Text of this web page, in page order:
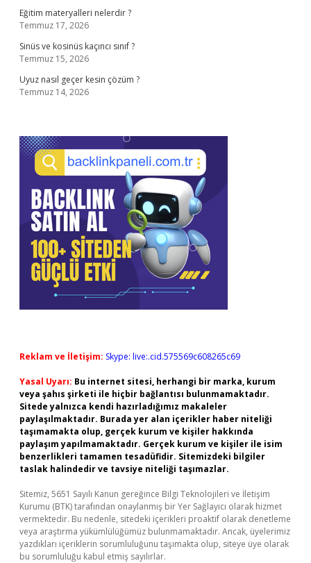
Eğitim materyalleri nelerdir ?
Temmuz 17, 2026
Sinüs ve kosinüs kaçıncı sınıf ?
Temmuz 15, 2026
Uyuz nasıl geçer kesin çözüm ?
Temmuz 14, 2026
Reklam ve İletişim: Skype: live:.cid.575569c608265c69
Yasal Uyarı: Bu internet sitesi, herhangi bir marka, kurum
veya şahıs şirketi ile hiçbir bağlantısı bulunmamaktadır.
Sitede yalnızca kendi hazırladığımız makaleler
paylaşılmaktadır. Burada yer alan içerikler haber niteliği
taşımamakta olup, gerçek kurum ve kişiler hakkında
paylaşım yapılmamaktadır. Gerçek kurum ve kişiler ile isim
benzerlikleri tamamen tesadüfidir. Sitemizdeki bilgiler
taslak halindedir ve tavsiye niteliği taşımazlar.
Sitemiz, 5651 Sayılı Kanun gereğince Bilgi Teknolojileri ve İletişim
Kurumu (BTK) tarafından onaylanmış bir Yer Sağlayıcı olarak hizmet
vermektedir. Bu nedenle, sitedeki içerikleri proaktif olarak denetleme
veya araştırma yükümlülüğümüz bulunmamaktadır. Ancak, üyelerimiz
yazdıkları içeriklerin sorumluluğunu taşımakta olup, siteye üye olarak
bu sorumluluğu kabul etmiş sayılırlar.